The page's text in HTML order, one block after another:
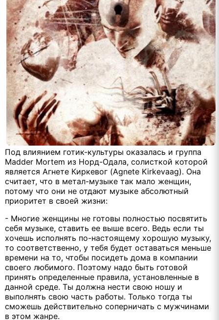
Под влиянием готик-культуры оказалась и группа
Madder Mortem из Норд-Одала, солисткой которой
является Агнете Киркевог (Agnete Kirkevaag). Она
считает, что в метал-музыке так мало женщин,
потому что они не отдают музыке абсолютный
приоритет в своей жизни:
- Многие женщины не готовы полностью посвятить
себя музыке, ставить ее выше всего. Ведь если ты
хочешь исполнять по-настоящему хорошую музыку,
то соответственно, у тебя будет оставаться меньше
времени на то, чтобы посидеть дома в компании
своего любимого. Поэтому надо быть готовой
принять определенные правила, установленные в
данной среде. Ты должна нести свою ношу и
выполнять свою часть работы. Только тогда ты
сможешь действительно соперничать с мужчинами
в этом жанре.